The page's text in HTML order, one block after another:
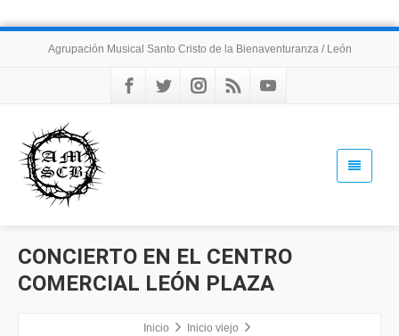
Agrupación Musical Santo Cristo de la Bienaventuranza / León
CONCIERTO EN EL CENTRO
COMERCIAL LEÓN PLAZA
Inicio
Inicio viejo